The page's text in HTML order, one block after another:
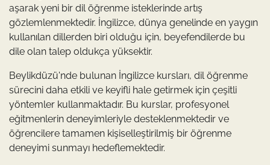
aşarak yeni bir dil öğrenme isteklerinde artış
gözlemlenmektedir. İngilizce, dünya genelinde en yaygın
kullanılan dillerden biri olduğu için, beyefendilerde bu
dile olan talep oldukça yüksektir.
Beylikdüzü'nde bulunan İngilizce kursları, dil öğrenme
sürecini daha etkili ve keyifli hale getirmek için çeşitli
yöntemler kullanmaktadır. Bu kurslar, profesyonel
eğitmenlerin deneyimleriyle desteklenmektedir ve
öğrencilere tamamen kişiselleştirilmiş bir öğrenme
deneyimi sunmayı hedeflemektedir.